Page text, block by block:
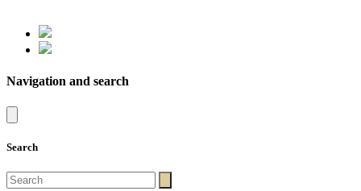
Navigation and search
Search